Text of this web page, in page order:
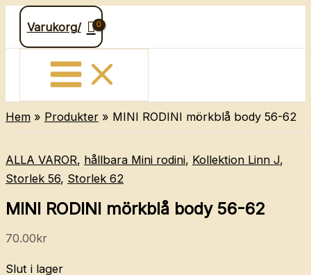
Hoppa
innehåll
Varukorg/
Hem Produkter MINI RODINI mörkblå body 56-62
ALLA VAROR, hållbara Mini rodini, Kollektion Linn J,
Storlek 56, Storlek 62
MINI RODINI mörkblå body 56-62
70.00kr
Slut i lager